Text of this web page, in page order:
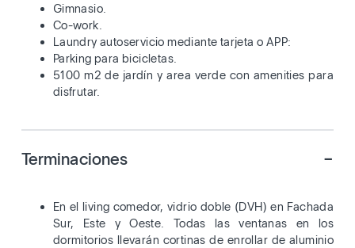
Gimnasio.
Co-work.
Laundry autoservicio mediante tarjeta o APP:
Parking para bicicletas.
5100 m2 de jardín y area verde con amenities para
disfrutar.
Terminaciones -
En el living comedor, vidrio doble (DVH) en Fachada
Sur, Este y Oeste. Todas las ventanas en los
dormitorios llevarán cortinas de enrollar de aluminio